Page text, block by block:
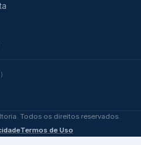
Todos os direitos reservados.
Termos de Uso